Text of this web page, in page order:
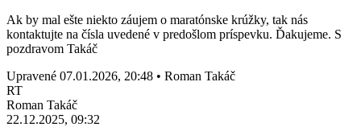
Ak by mal ešte niekto záujem o maratónske krúžky, tak nás
kontaktujte na čísla uvedené v predošlom príspevku. Ďakujeme. S
pozdravom Takáč
Upravené 07.01.2026, 20:48 • Roman Takáč
RT
Roman Takáč
22.12.2025, 09:32